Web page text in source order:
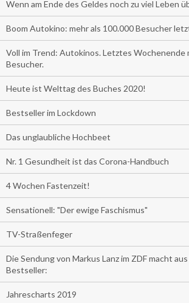
Wenn am Ende des Geldes noch zu viel Leben
Boom Autokino: mehr als 100.000 Besucher
Voll im Trend: Autokinos. Letztes Wochenende
Besucher.
Heute ist Welttag des Buches 2020!
Bestseller im Lockdown
Das unglaubliche Hochbeet
Nr. 1 Gesundheit ist das Corona-Handbuch
4 Wochen Fastenzeit!
Sensationell: "Der ewige Faschismus"
TV-Straßenfeger
Die Sendung von Markus Lanz im ZDF macht
Bestseller:
Jahrescharts 2019